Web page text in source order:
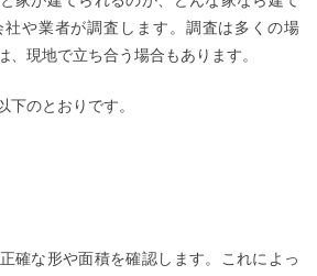
や業者が調査します。調査は多くの場
、現地で立ち合う場合もあります。
下のとおりです。
確な形や面積を確認します。これによっ